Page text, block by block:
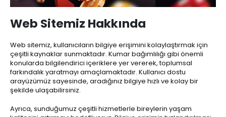
Web Sitemiz Hakkında
Web sitemiz, kullanıcıların bilgiye erişimini kolaylaştırmak için
çeşitli kaynaklar sunmaktadır. Kumar bağımlılığı gibi önemli
konularda bilgilendirici içeriklere yer vererek, toplumsal
farkındalık yaratmayı amaçlamaktadır. Kullanıcı dostu
arayüzümüz sayesinde, aradığınız bilgiye hızlı ve kolay bir
şekilde ulaşabilirsiniz.
Ayrıca, sunduğumuz çeşitli hizmetlerle bireylerin yaşam